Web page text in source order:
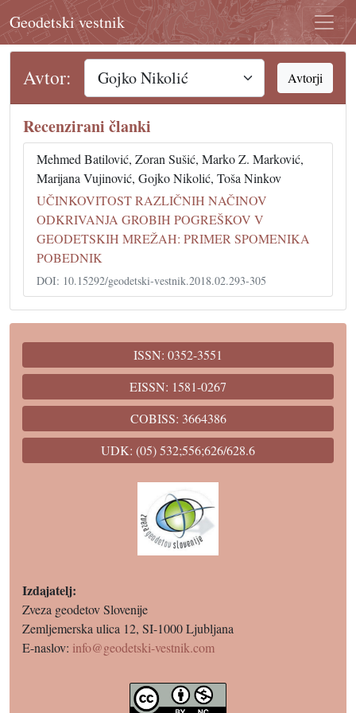
Geodetski vestnik
Avtor: Avtorji
Recenzirani članki
Mehmed Batilović, Zoran Sušić, Marko Z. Marković,
Marijana Vujinović, Gojko Nikolić, Toša Ninkov
UČINKOVITOST RAZLIČNIH NAČINOV
ODKRIVANJA GROBIH POGREŠKOV V
GEODETSKIH MREŽAH: PRIMER SPOMENIKA
POBEDNIK
DOI: 10.15292/geodetski-vestnik.2018.02.293-305
ISSN: 0352-3551
EISSN: 1581-0267
COBISS: 3664386
UDK: (05) 532;556;626/628.6
Izdajatelj:
Zveza geodetov Slovenije
Zemljemerska ulica 12, SI-1000 Ljubljana
E-naslov: info@geodetski-vestnik.com